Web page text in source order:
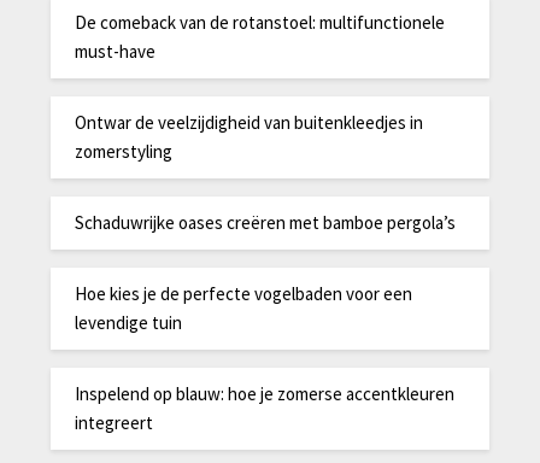
De comeback van de rotanstoel: multifunctionele
must-have
Ontwar de veelzijdigheid van buitenkleedjes in
zomerstyling
Schaduwrijke oases creëren met bamboe pergola’s
Hoe kies je de perfecte vogelbaden voor een
levendige tuin
Inspelend op blauw: hoe je zomerse accentkleuren
integreert